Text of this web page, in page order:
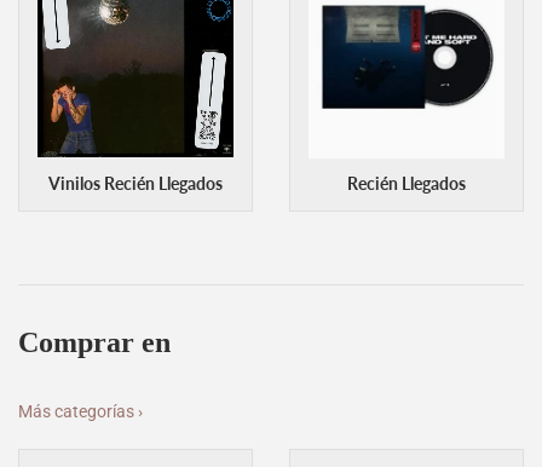
Vinilos Recién Llegados Recién Llegados
Comprar en
Más categorías ›